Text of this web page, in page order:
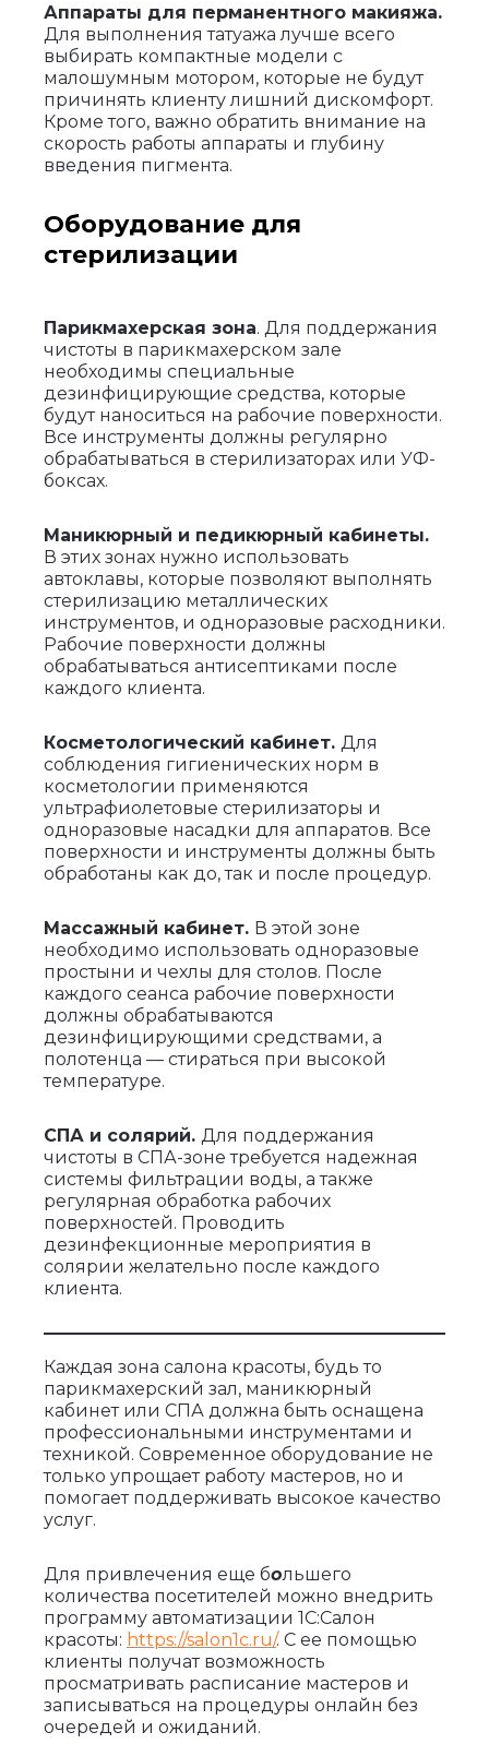
Аппараты для перманентного макияжа.
Для выполнения татуажа лучше всего
выбирать компактные модели с
малошумным мотором, которые не будут
причинять клиенту лишний дискомфорт.
Кроме того, важно обратить внимание на
скорость работы аппараты и глубину
введения пигмента.
Оборудование для
стерилизации
Парикмахерская зона. Для поддержания
чистоты в парикмахерском зале
необходимы специальные
дезинфицирующие средства, которые
будут наноситься на рабочие поверхности.
Все инструменты должны регулярно
обрабатываться в стерилизаторах или УФ-
боксах.
Маникюрный и педикюрный кабинеты.
В этих зонах нужно использовать
автоклавы, которые позволяют выполнять
стерилизацию металлических
инструментов, и одноразовые расходники.
Рабочие поверхности должны
обрабатываться антисептиками после
каждого клиента.
Косметологический кабинет. Для
соблюдения гигиенических норм в
косметологии применяются
ультрафиолетовые стерилизаторы и
одноразовые насадки для аппаратов. Все
поверхности и инструменты должны быть
обработаны как до, так и после процедур.
Массажный кабинет. В этой зоне
необходимо использовать одноразовые
простыни и чехлы для столов. После
каждого сеанса рабочие поверхности
должны обрабатываются
дезинфицирующими средствами, а
полотенца — стираться при высокой
температуре.
СПА и солярий. Для поддержания
чистоты в СПА-зоне требуется надежная
системы фильтрации воды, а также
регулярная обработка рабочих
поверхностей. Проводить
дезинфекционные мероприятия в
солярии желательно после каждого
клиента.
Каждая зона салона красоты, будь то
парикмахерский зал, маникюрный
кабинет или СПА должна быть оснащена
профессиональными инструментами и
техникой. Современное оборудование не
только упрощает работу мастеров, но и
помогает поддерживать высокое качество
услуг.
Для привлечения еще большего
количества посетителей можно внедрить
программу автоматизации 1С:Салон
красоты: https://salon1c.ru/. С ее помощью
клиенты получат возможность
просматривать расписание мастеров и
записываться на процедуры онлайн без
очередей и ожиданий.